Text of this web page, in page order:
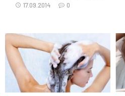
17.09.2014
0